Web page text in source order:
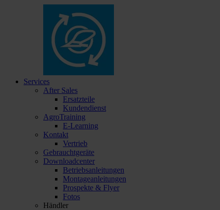
Services
After Sales
Ersatzteile
Kundendienst
AgroTraining
E-Learning
Kontakt
Vertrieb
Gebrauchtgeräte
Downloadcenter
Betriebsanleitungen
Montageanleitungen
Prospekte & Flyer
Fotos
Händler